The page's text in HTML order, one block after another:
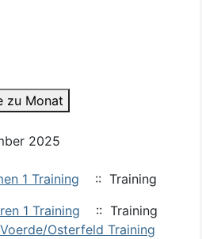
zu Monat
2025
1 Training
:: Training
1 Training
:: Training
Osterfeld Training